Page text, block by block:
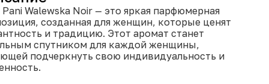
Walewska Noir — это яркая парфюмерная
созданная для женщин, которые ценят
и традицию. Этот аромат станет
спутником для каждой женщины,
подчеркнуть свою индивидуальность и